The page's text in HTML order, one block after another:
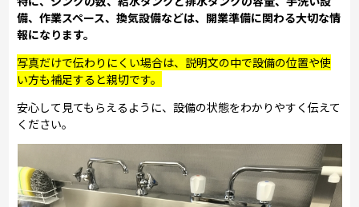
備、作業スペース、換気設備などは、開業準備に関わる大切な情
報になります。
写真だけで伝わりにくい場合は、説明文の中で設備の位置や使
い方も補足すると親切です。
安心して見てもらえるように、設備の状態をわかりやすく伝えて
ください。